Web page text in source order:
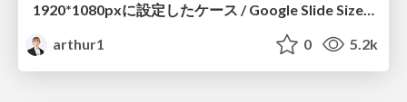
1920*1080pxに設定したケース / Google Slide Size Test
arthur1
0 5.2k